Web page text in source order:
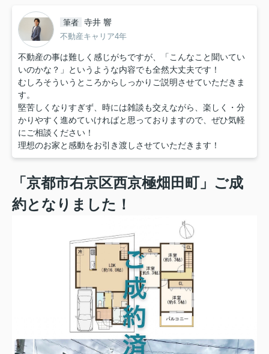
筆者 寺井 響
不動産キャリア4年
不動産の事は難しく感じがちですが、「こんなこと聞いてい
いのかな？」というような内容でも全然大丈夫です！
むしろそういうところからしっかりご説明させていただきま
す。
堅苦しくなりすぎず、時には雑談も交えながら、楽しく・分
かりやすく進めていければと思っておりますので、ぜひ気軽
にご相談ください！
理想のお家と感動をお引き渡しさせていただきます！
「京都市右京区西京極畑田町」ご成
約となりました！